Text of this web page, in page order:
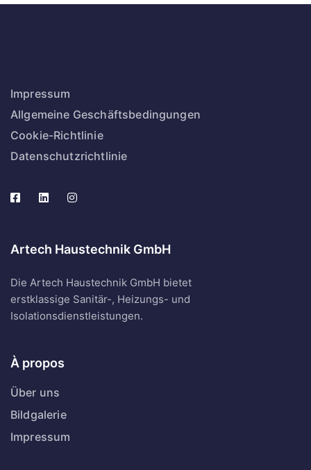
Impressum
Allgemeine Geschäftsbedingungen
Cookie-Richtlinie
Datenschutzrichtlinie
Artech Haustechnik GmbH
Die Artech Haustechnik GmbH bietet
erstklassige Sanitär-, Heizungs- und
Isolationsdienstleistungen.
À propos
Über uns
Bildgalerie
Impressum